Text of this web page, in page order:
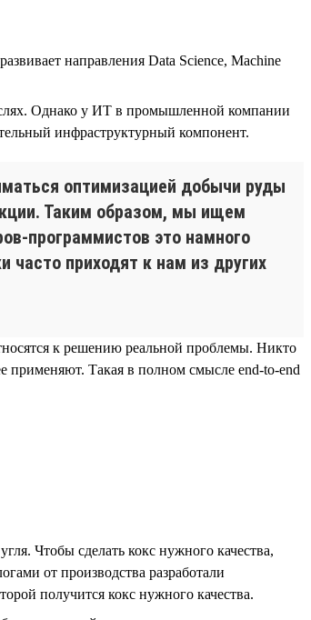
направления Data Science, Machine
Однако у ИТ в промышленной компании
инфраструктурный компонент.
оптимизацией добычи руды
Таким образом, мы ищем
программистов это намного
часто приходят к нам из других
к решению реальной проблемы. Никто
применяют. Такая в полном смысле end-to-end
Чтобы сделать кокс нужного качества,
от производства разработали
получится кокс нужного качества.